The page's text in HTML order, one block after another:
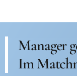
Manager
Im